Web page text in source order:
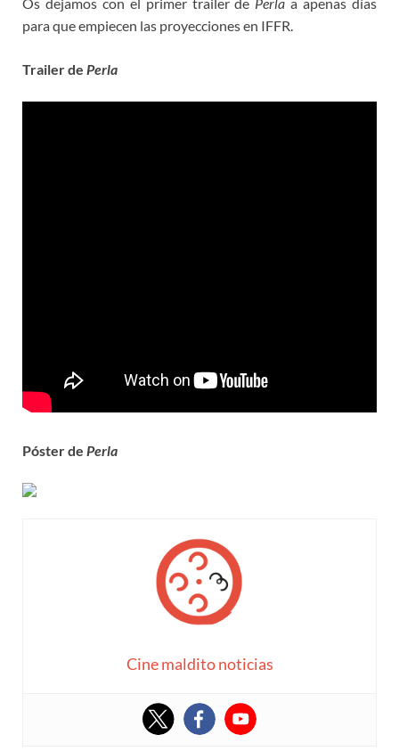
para que empiecen las proyecciones en IFFR.
Trailer de Perla
Póster de Perla
Cine maldito noticias